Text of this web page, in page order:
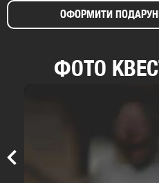
ОФОРМИТИ
ФОТО
Previous